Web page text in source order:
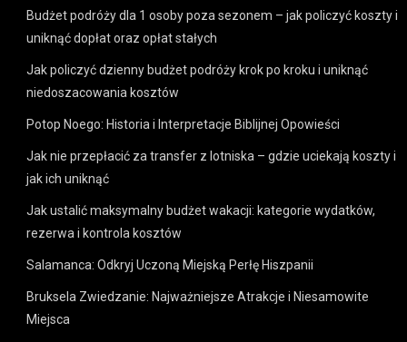
Budżet podróży dla 1 osoby poza sezonem – jak policzyć koszty i
uniknąć dopłat oraz opłat stałych
Jak policzyć dzienny budżet podróży krok po kroku i uniknąć
niedoszacowania kosztów
Potop Noego: Historia i Interpretacje Biblijnej Opowieści
Jak nie przepłacić za transfer z lotniska – gdzie uciekają koszty i
jak ich uniknąć
Jak ustalić maksymalny budżet wakacji: kategorie wydatków,
rezerwa i kontrola kosztów
Salamanca: Odkryj Uczoną Miejską Perłę Hiszpanii
Bruksela Zwiedzanie: Najważniejsze Atrakcje i Niesamowite
Miejsca